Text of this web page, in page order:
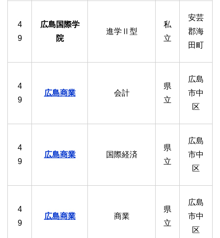
4
9
広島国際学
院
進学Ⅱ型
私
立
安芸
郡海
田町
4
9
広島商業 会計
県
立
広島
市中
区
4
9
広島商業 国際経済
県
立
広島
市中
区
4
9
広島商業 商業
県
立
広島
市中
区